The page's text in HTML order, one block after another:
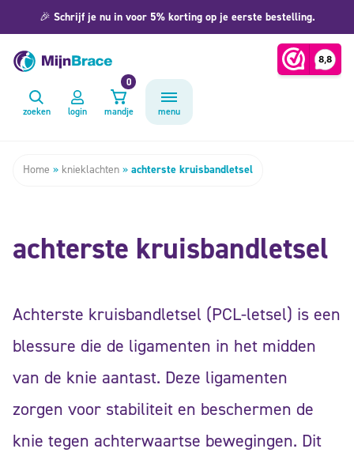
🎉 Schrijf je nu in voor 5% korting op je eerste bestelling.
zoeken login mandje
0
menu
Home » knieklachten » achterste kruisbandletsel
achterste kruisbandletsel
Achterste kruisbandletsel (PCL-letsel) is een
blessure die de ligamenten in het midden
van de knie aantast. Deze ligamenten
zorgen voor stabiliteit en beschermen de
knie tegen achterwaartse bewegingen. Dit